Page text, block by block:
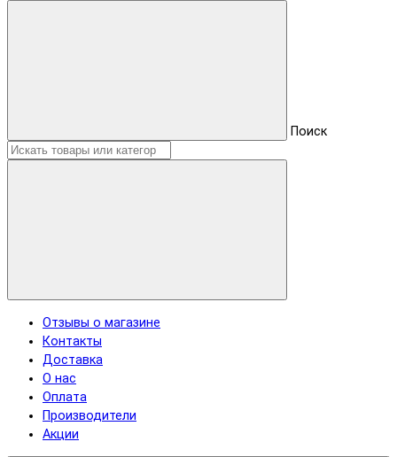
Поиск
Отзывы о магазине
Контакты
Доставка
О нас
Оплата
Производители
Акции